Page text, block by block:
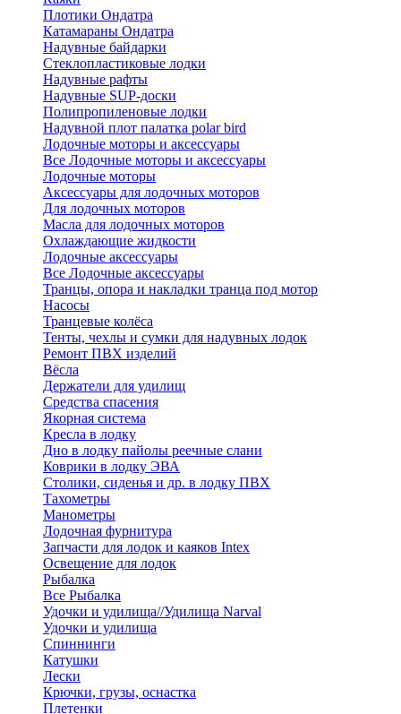
Плотики Ондатра
Катамараны Ондатра
Надувные байдарки
Стеклопластиковые лодки
Надувные рафты
Надувные SUP-доски
Полипропиленовые лодки
Надувной плот палатка polar bird
Лодочные моторы и аксессуары
Все Лодочные моторы и аксессуары
Лодочные моторы
Аксессуары для лодочных моторов
Для лодочных моторов
Масла для лодочных моторов
Охлаждающие жидкости
Лодочные аксессуары
Все Лодочные аксессуары
Транцы, опора и накладки транца под мотор
Насосы
Транцевые колёса
Тенты, чехлы и сумки для надувных лодок
Ремонт ПВХ изделий
Вёсла
Держатели для удилищ
Средства спасения
Якорная система
Кресла в лодку
Дно в лодку пайолы реечные слани
Коврики в лодку ЭВА
Столики, сиденья и др. в лодку ПВХ
Тахометры
Манометры
Лодочная фурнитура
Запчасти для лодок и каяков Intex
Освещение для лодок
Рыбалка
Все Рыбалка
Удочки и удилища//Удилища Narval
Удочки и удилища
Спиннинги
Катушки
Лески
Крючки, грузы, оснастка
Плетенки